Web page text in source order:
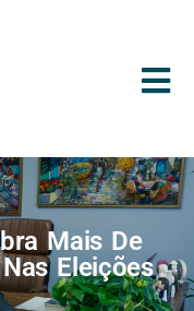
Mais De
Eleições